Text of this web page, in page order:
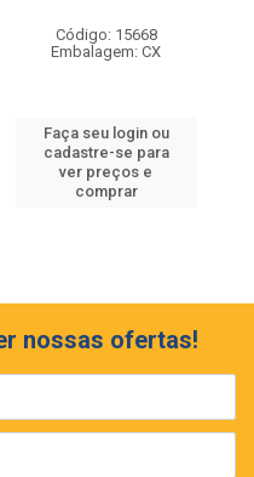
Código: 15668
Embalagem: CX
Faça seu login ou
cadastre-se para
ver preços e
comprar
nossas ofertas!